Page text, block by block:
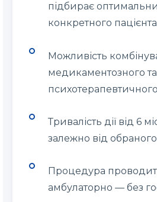
підбирає
конкретного пацієнта
Можливість
медикаментозного та
Тривалість дії від 6
залежно від
Процедура
амбулаторно — без